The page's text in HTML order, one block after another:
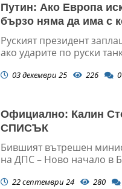
Путин: Ако Европа
бързо няма да има с
Руският президент
ако ударите по руски
03 декември 25 226 0
Официално: Калин
СПИСЪК
Бившият вътрешен
на ДПС – Ново начало в
22 септември 24 280